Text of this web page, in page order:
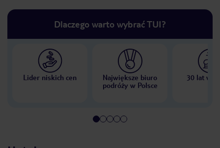
Dlaczego warto wybrać TUI?
Lider niskich cen
Największe biuro
podróży w Polsce
30 lat w